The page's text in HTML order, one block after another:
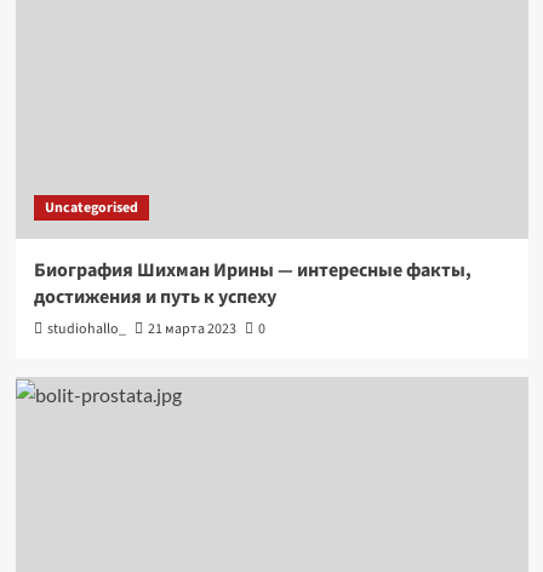
Uncategorised
Биография Шихман Ирины — интересные факты,
достижения и путь к успеху
studiohallo_ 21 марта 2023 0